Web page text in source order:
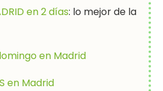
en 2 días: lo mejor de la
en Madrid
en Madrid